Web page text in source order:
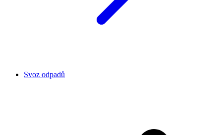
Svoz odpadů